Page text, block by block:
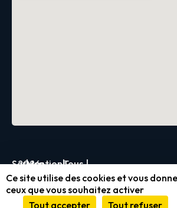
Servica
2026
|Mentions
légales
et
|Tous
droits
réservés
|
Ce site utilise des cookies et vous
ceux que vous souhaitez activer
Tout accepter
Tout refuser